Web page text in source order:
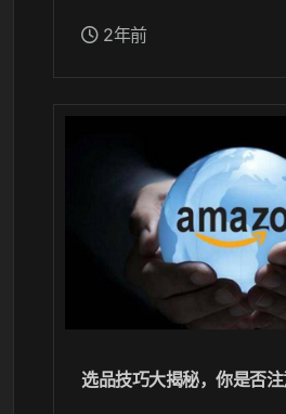
2年前
选品技巧大揭秘，你是否注